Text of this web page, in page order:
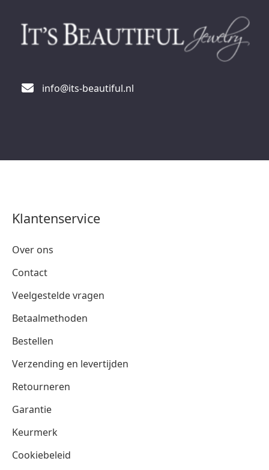
info@its-beautiful.nl
Klantenservice
Over ons
Contact
Veelgestelde vragen
Betaalmethoden
Bestellen
Verzending en levertijden
Retourneren
Garantie
Keurmerk
Cookiebeleid